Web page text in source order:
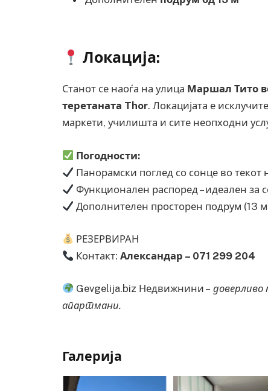
Локација:
Станот се наоѓа на улица Маршал Тито
теретаната Thor. Локацијата е
маркети, училишта и сите неопходни
Погодности:
Панорамски поглед со сонце во текот
Функционален распоред – идеален за
Дополнителен просторен подрум (13
РЕЗЕРВИРАН
Контакт: Александар – 071 299 204
Gevgelija.biz Недвижнини – доверливо
апартмани.
Галерија